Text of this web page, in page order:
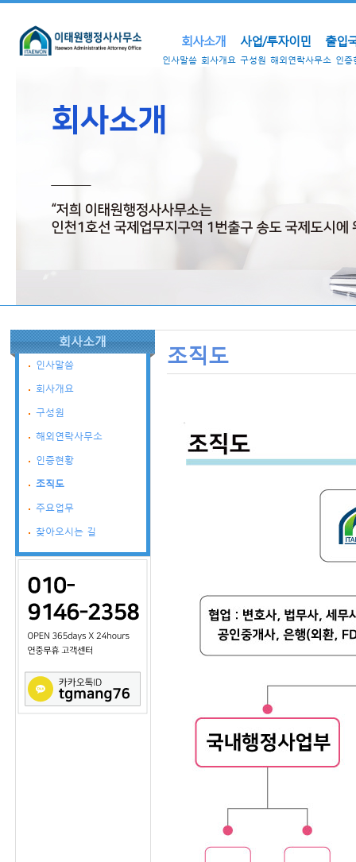
회사소개 사업/투자이민 출입
인사말씀 회사개요 구성원 해외연락사무소 인증
회사소개
인사말씀
회사개요
구성원
해외연락사무소
인증현황
조직도
주요업무
찾아오시는 길
조직도